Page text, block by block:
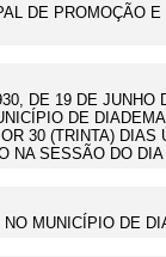
DE PROMOÇÃO
DE 19 DE
DE
30 (TRINTA)
NA SESSÃO DO
MUNICÍPIO DE